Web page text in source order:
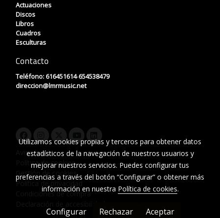
Actuaciones
Discos
Libros
Cuadros
Esculturas
Contacto
Teléfono:616451614-654538479
direccion@lmrmusic.net
Aviso legal
Política de cookies
Gestión de cookies
Política de privacidad
Condiciones de compra
Utilizamos cookies propias y terceros para obtener datos
estadísticos de la navegación de nuestros usuarios y
mejorar nuestros servicios. Puedes configurar tus
preferencias a través del botón “Configurar” o obtener más
información en nuestra Política de cookies.
Configurar Rechazar Aceptar